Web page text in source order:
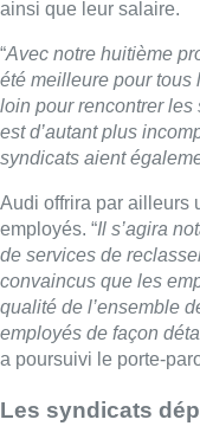
ainsi que leur salaire.
“Avec notre huitième
été meilleure pour tous
loin pour rencontrer les
est d’autant plus
syndicats aient
Audi offrira par ailleurs
employés. “Il s’agira
de services de
convaincus que les
qualité de l’ensemble
employés de façon
a poursuivi le porte-
Les syndicats